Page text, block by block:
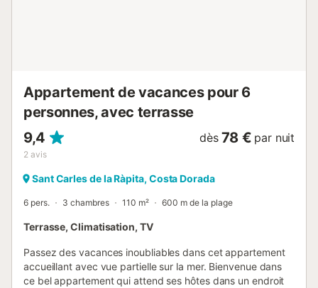
Appartement de vacances pour 6
personnes, avec terrasse
9,4
2 avis
dès 78 € par nuit
Sant Carles de la Ràpita, Costa Dorada
6 pers. 3 chambres 110 m² 600 m de la plage
Terrasse, Climatisation, TV
Passez des vacances inoubliables dans cet appartement
accueillant avec vue partielle sur la mer. Bienvenue dans
ce bel appartement qui attend ses hôtes dans un endroit